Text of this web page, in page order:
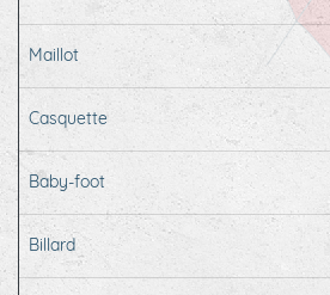
Maillot
Casquette
Baby-foot
Billard